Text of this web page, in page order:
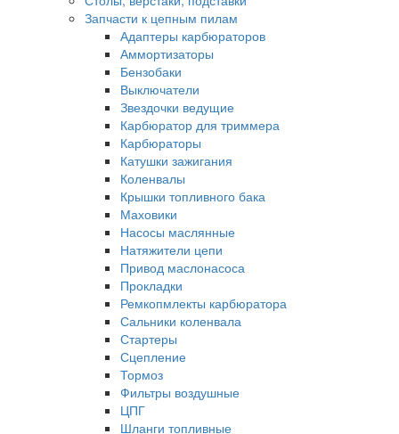
Запчасти к цепным пилам
Адаптеры карбюраторов
Аммортизаторы
Бензобаки
Выключатели
Звездочки ведущие
Карбюратор для триммера
Карбюраторы
Катушки зажигания
Коленвалы
Крышки топливного бака
Маховики
Насосы маслянные
Натяжители цепи
Привод маслонасоса
Прокладки
Ремкопмлекты карбюратора
Сальники коленвала
Стартеры
Сцепление
Тормоз
Фильтры воздушные
ЦПГ
Шланги топливные